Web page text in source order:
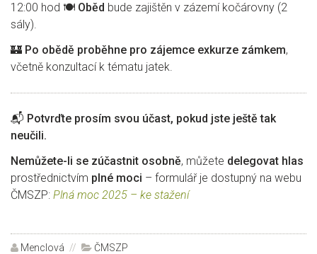
12:00 hod 🍽 Oběd bude zajištěn v zázemí kočárovny (2
sály).
🏰 Po obědě proběhne pro zájemce exkurze zámkem,
včetně konzultací k tématu jatek.
📬 Potvrďte prosím svou účast, pokud jste ještě tak
neučili.
Nemůžete-li se zúčastnit osobně, můžete delegovat hlas
prostřednictvím plné moci – formulář je dostupný na webu
ČMSZP: Plná moc 2025 – ke stažení
Autor:
Menclová Rubriky:
ČMSZP